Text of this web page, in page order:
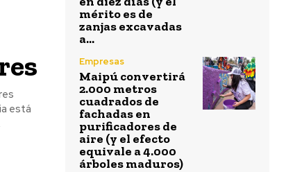
está
mérito es de
zanjas excavadas
a...
Empresas
Maipú convertirá
2.000 metros
cuadrados de
fachadas en
purificadores de
aire (y el efecto
equivale a 4.000
árboles maduros)